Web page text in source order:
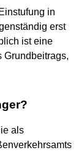
in
erst
ist eine
Grundbeitrags,
als